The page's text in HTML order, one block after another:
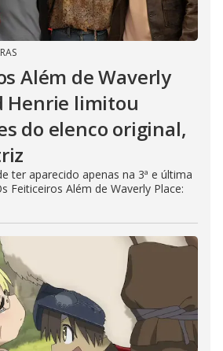
Além de Waverly
Henrie limitou
do elenco original,
ter aparecido apenas na 3ª e última
Feiticeiros Além de Waverly Place: